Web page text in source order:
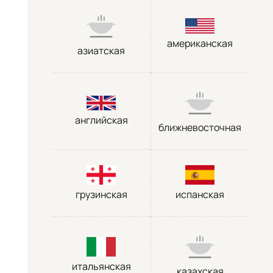
азиатская
американская
английская
ближневосточная
грузинская испанская
итальянская